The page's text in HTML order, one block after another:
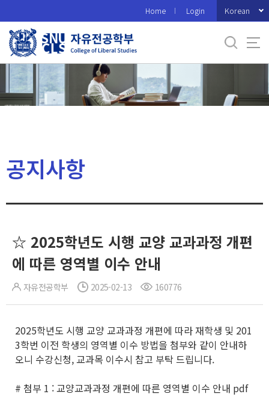
로
메
Home Login Korean
공지사항
☆ 2025학년도 시행 교양 교과과정 개편
에 따른 영역별 이수 안내
자유전공학부 2025-02-13 160776
2025학년도 시행 교양 교과과정 개편에 따라 재학생 및 201
3학번 이전 학생의 영역별 이수 방법을 첨부와 같이 안내하
오니 수강신청, 교과목 이수시 참고 부탁 드립니다.
# 첨부 1 : 교양교과과정 개편에 따른 영역별 이수 안내 pdf